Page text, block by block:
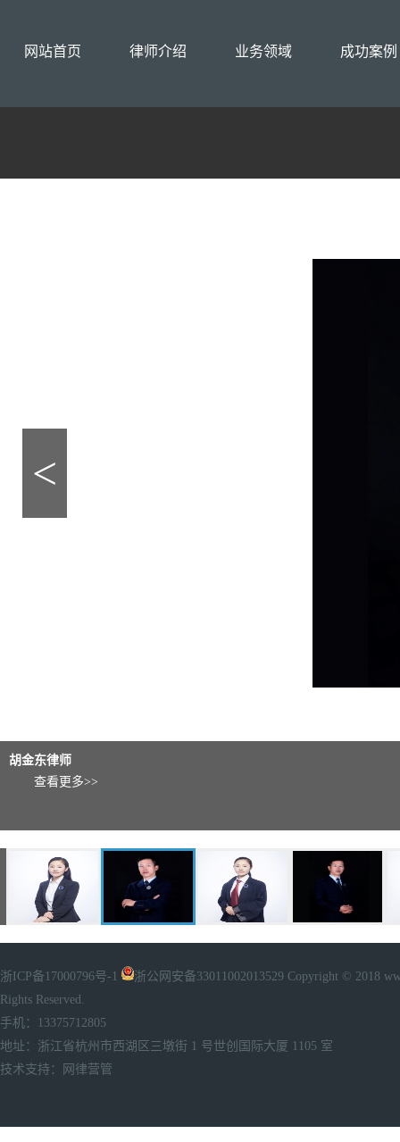
网站首页 律师介绍 业务领域 成功案例
<
胡金东律师
查看更多>>
浙ICP备17000796号-1 浙公网安备33011002013529 Copyright © 2018
Rights Reserved.
手机：13375712805
地址：浙江省杭州市西湖区三墩街 1 号世创国际大厦 1105 室
技术支持：
网律营管